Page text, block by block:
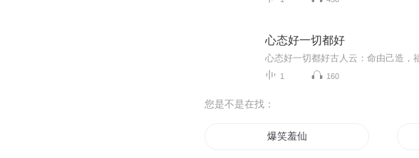
心态好一切都好
1 160
您是不是在找：
爆笑羞仙